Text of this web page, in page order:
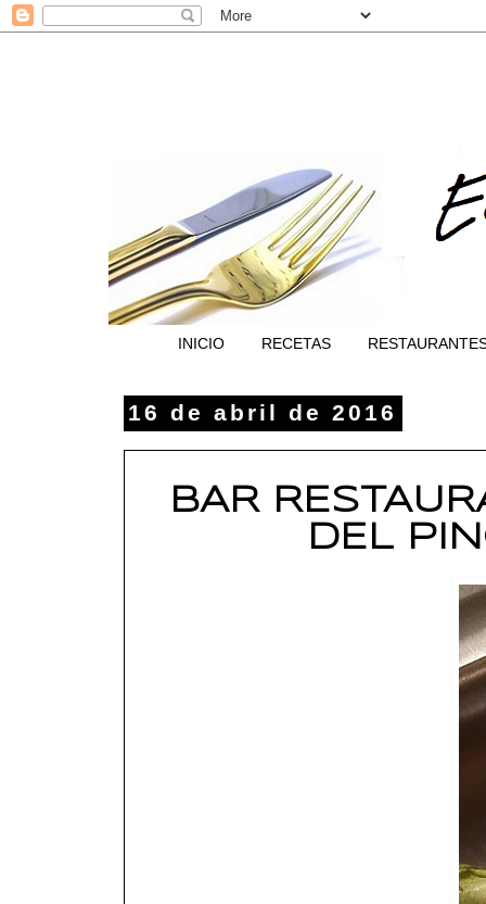
INICIO RECETAS
16 de abril de 2016
BAR
DEL